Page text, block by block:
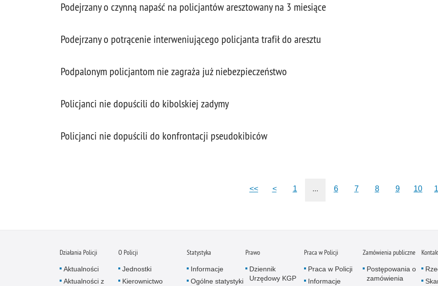
Podejrzany o czynną napaść na policjantów aresztowany na 3 miesiące
Podejrzany o potrącenie interweniującego policjanta trafił do aresztu
Podpalonym policjantom nie zagraża już niebezpieczeństwo
Policjanci nie dopuścili do kibolskiej zadymy
Policjanci nie dopuścili do konfrontacji pseudokibiców
<< < 1 ... 6 7 8 9 10
Działania Policji
Aktualności
Aktualności z
O Policji
Jednostki
Kierownictwo
Statystyka
Informacje
Ogólne statystyki
Prawo
Dziennik
Urzędowy KGP
Praca w Policji
Praca w Policji
Informacje
Zamówienia publiczne
Postępowania o
zamówienia